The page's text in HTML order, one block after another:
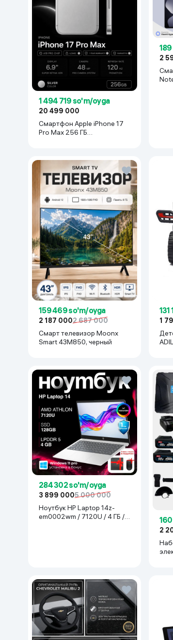
1 494 719 so'm/oyga
20 499 000
Смартфон Apple iPhone 17
Pro Max 256 ГБ
2
159 469 so'm/oyga
2 187 0002 687 000
Смарт телевизор Moonx
Smart 43M850, черный
1
284 302 so'm/oyga
3 899 0005 000 000
Ноутбук HP Laptop 14z-
em0002wm / 7120U / 4 ГБ /
2